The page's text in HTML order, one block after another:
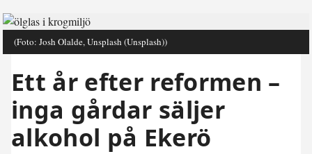
(Foto: Josh Olalde, Unsplash (Unsplash))
Ett år efter reformen –
inga gårdar säljer
alkohol på Ekerö